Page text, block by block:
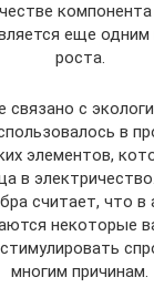
еще
роста.
с
в
элементов,
в
считает, что
некоторые
многим причинам.